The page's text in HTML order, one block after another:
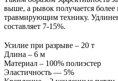
выше, а рывок получается
травмирующим технику.
составляет 7-15%.
Усилие при разрыве – 20 т
Длина – 6 м
Материал – 100% полиэстер
Эластичность — 5%